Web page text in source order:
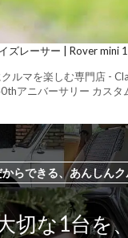
ズレーサー | Rover mini
ルマを楽しむ専門店 -
アニバーサリー カス
らできる、あんしん
切な1台を